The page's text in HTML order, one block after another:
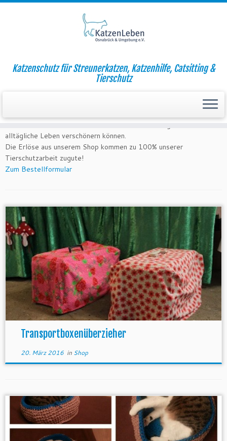
InhaltKatzenschutz für Streunerkatzen, Katzenhilfe, Catsitting &
Tierschutz
Startseite » Shop
alltägliche Leben verschönern können.
Die Erlöse aus unserem Shop kommen zu 100% unserer
Tierschutzarbeit zugute!
Zum Bestellformular
Transportboxenüberzieher
20. März 2016in Shop